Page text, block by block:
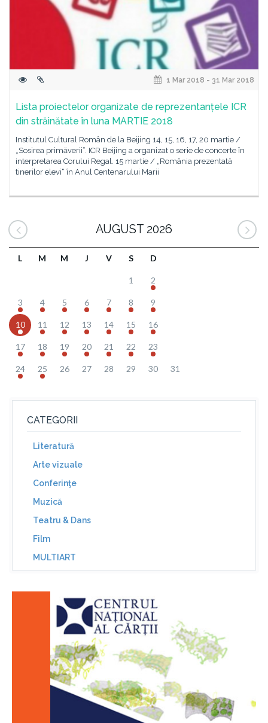
1 Mar 2018 - 31 Mar 2018
Lista proiectelor organizate de reprezentanțele ICR
din străinătate în luna MARTIE 2018
Institutul Cultural Român de la Beijing 14, 15, 16, 17, 20 martie /
„Sosirea primăverii“. ICR Beijing a organizat o serie de concerte în
interpretarea Corului Regal. 15 martie / „România prezentată
tinerilor elevi“ în Anul Centenarului Marii
AUGUST 2026
L M M J V S D
1 2
3 4 5 6 7 8 9
10 11 12 13 14 15 16
17 18 19 20 21 22 23
24 25 26 27 28 29 30 31
CATEGORII
Literatură
Arte vizuale
Conferinţe
Muzică
Teatru & Dans
Film
MULTIART